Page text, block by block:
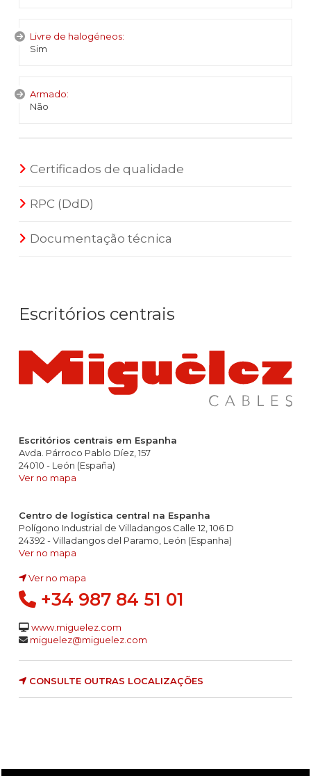
Livre de halogéneos:
Sim
Armado:
Não
Certificados de qualidade
RPC (DdD)
Documentação técnica
Escritórios centrais
Escritórios centrais em Espanha
Avda. Párroco Pablo Díez, 157
24010 - León (España)
Ver no mapa
Centro de logística central na Espanha
Polígono Industrial de Villadangos Calle 12, 106 D
24392 - Villadangos del Paramo, León (Espanha)
Ver no mapa
Ver no mapa
+34 987 84 51 01
www.miguelez.com
miguelez@miguelez.com
CONSULTE OUTRAS LOCALIZAÇÕES